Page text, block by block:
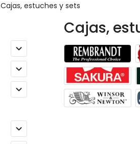
Cajas, estuches y sets
expand_more
expand_more
expand_more
expand_more
Cajas,